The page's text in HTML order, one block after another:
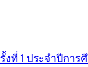
ที่ 1 ประจำปีการ